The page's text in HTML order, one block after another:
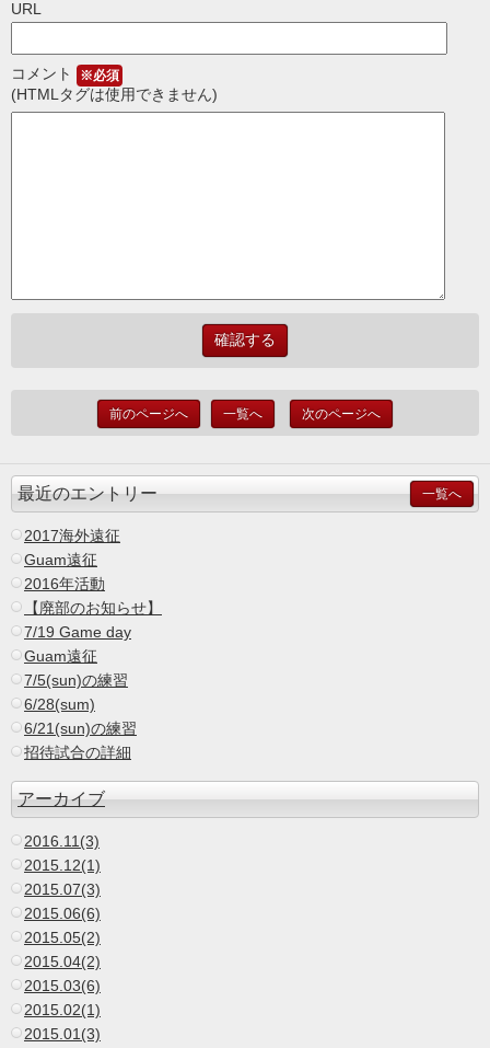
URL
コメント ※必須
(HTMLタグは使用できません)
前のページへ 一覧へ 次のページへ
最近のエントリー 一覧へ
2017海外遠征
Guam遠征
2016年活動
【廃部のお知らせ】
7/19 Game day
Guam遠征
7/5(sun)の練習
6/28(sum)
6/21(sun)の練習
招待試合の詳細
アーカイブ
2016.11(3)
2015.12(1)
2015.07(3)
2015.06(6)
2015.05(2)
2015.04(2)
2015.03(6)
2015.02(1)
2015.01(3)